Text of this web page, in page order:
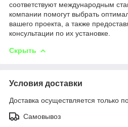
соответствуют международным
компании помогут выбрать
вашего проекта, а также
консультации по их установке.
Скрыть
Условия доставки
Доставка осуществляется только
Самовывоз